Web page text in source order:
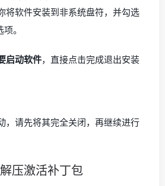
将软件安装到非系统盘符，并勾选
。
启动软件，直接点击完成退出安装
，请先将其完全关闭，再继续进行
压激活补丁包